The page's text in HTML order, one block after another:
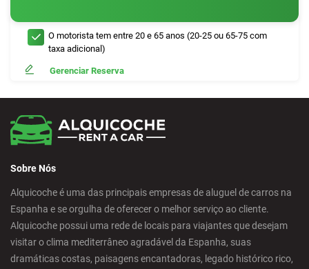
O motorista tem entre 20 e 65 anos (20-25 ou 65-75 com
taxa adicional)
Gerenciar Reserva
Sobre Nós
Alquicoche é uma das principais empresas de aluguel de carros na
Espanha e se orgulha de oferecer o melhor serviço ao cliente.
Alquicoche possui uma rede de locais para viajantes que desejam
visitar o clima mediterrâneo agradável da Espanha, suas
dramáticas costas, paisagens encantadoras, legado histórico rico,